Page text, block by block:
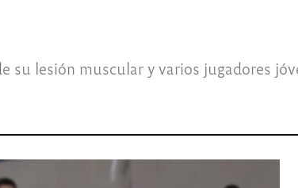
su lesión muscular y varios jugadores